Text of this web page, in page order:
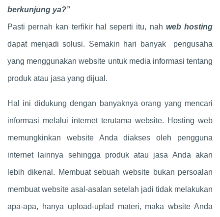
berkunjung ya?”
Pasti pernah kan terfikir hal seperti itu, nah web hosting
dapat menjadi solusi. Semakin hari banyak pengusaha
yang menggunakan website untuk media informasi tentang
produk atau jasa yang dijual.
Hal ini didukung dengan banyaknya orang yang mencari
informasi melalui internet terutama website. Hosting web
memungkinkan website Anda diakses oleh pengguna
internet lainnya sehingga produk atau jasa Anda akan
lebih dikenal. Membuat sebuah website bukan persoalan
membuat website asal-asalan setelah jadi tidak melakukan
apa-apa, hanya upload-uplad materi, maka wbsite Anda